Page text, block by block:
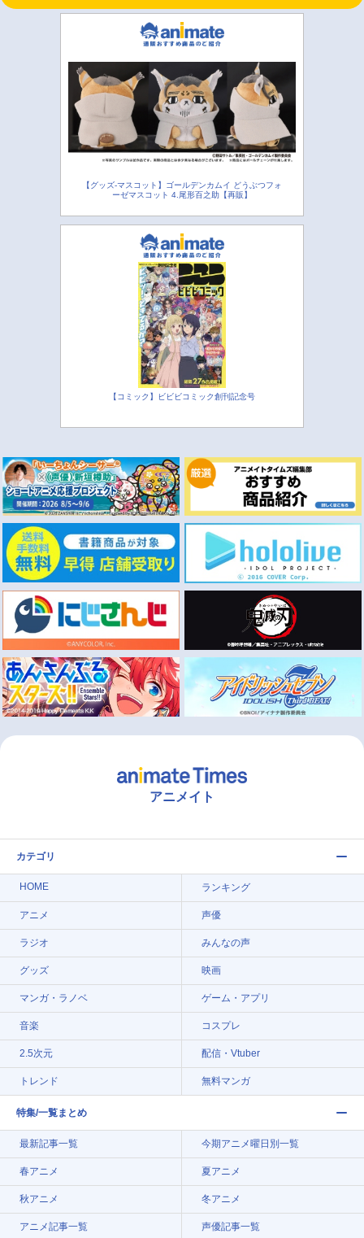
【グッズ-マスコット】ゴールデンカムイ どうぶつフォ
ーゼマスコット 4.尾形百之助【再販】
【コミック】ビビビコミック創刊記念号
アニメイト
カテゴリ
HOME ランキング
アニメ 声優
ラジオ みんなの声
グッズ 映画
マンガ・ラノベ ゲーム・アプリ
音楽 コスプレ
2.5次元 配信・Vtuber
トレンド 無料マンガ
特集/一覧まとめ
最新記事一覧 今期アニメ曜日別一覧
春アニメ 夏アニメ
秋アニメ 冬アニメ
アニメ記事一覧 声優記事一覧